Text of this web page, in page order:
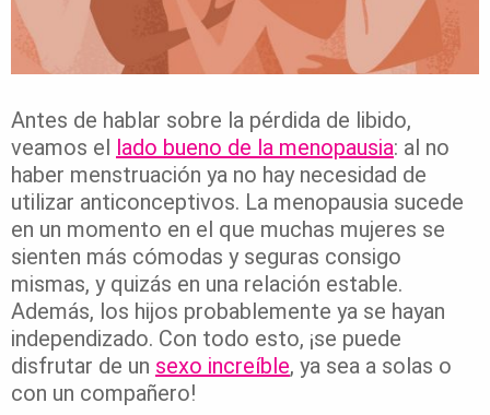
Antes de hablar sobre la pérdida de libido,
veamos el
lado bueno de la menopausia: al no
haber menstruación ya no hay necesidad de
utilizar anticonceptivos. La menopausia sucede
en un momento en el que muchas mujeres se
sienten más cómodas y seguras consigo
mismas, y quizás en una relación estable.
Además, los hijos probablemente ya se hayan
independizado. Con todo esto, ¡se puede
disfrutar de un sexo increíble, ya sea a solas o
con un compañero!